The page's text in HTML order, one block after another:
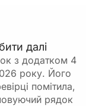
далі
з додатком 4
року. Його
помітила,
рядок